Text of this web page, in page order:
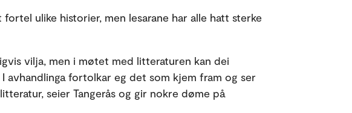
ulike historier, men lesarane har alle hatt sterke
vilja, men i møtet med litteraturen kan dei
avhandlinga fortolkar eg det som kjem fram og ser
seier Tangerås og gir nokre døme på